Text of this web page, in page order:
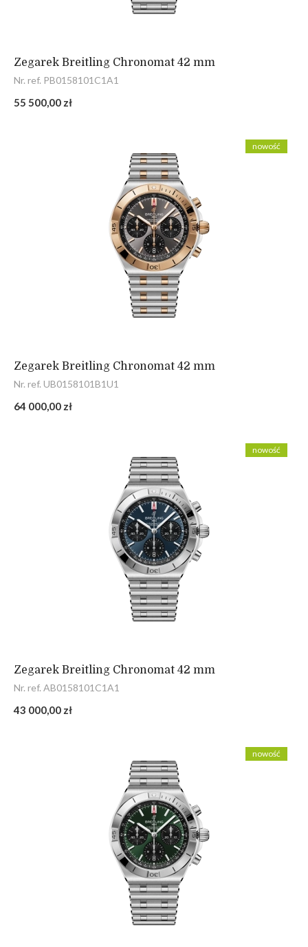
Zegarek Breitling Chronomat 42 mm
Nr. ref. PB0158101C1A1
55 500,00 zł
Zegarek Breitling Chronomat 42 mm
Nr. ref. UB0158101B1U1
64 000,00 zł
nowość
Zegarek Breitling Chronomat 42 mm
Nr. ref. AB0158101C1A1
43 000,00 zł
nowość
nowość